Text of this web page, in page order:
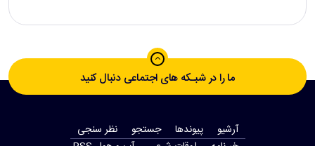
ما را در شبـکه های اجتماعی دنبال کنید
آرشیو پیوندها جستجو
نظر سنجی